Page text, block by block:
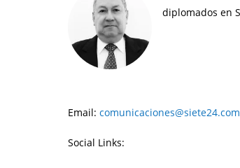
diplomados en
Email: comunicaciones@siete24.com
Social Links: